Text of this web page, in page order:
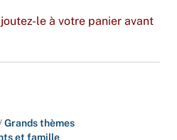
le à votre panier avant
Grands thèmes